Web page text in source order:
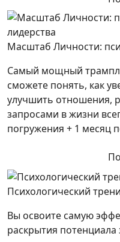
Масштаб Личности:
Самый мощный
сможете понять, как
улучшить отношения,
запросами в жизни
погружения + 1 месяц
Психологический
Вы освоите самую
раскрытия потенциала